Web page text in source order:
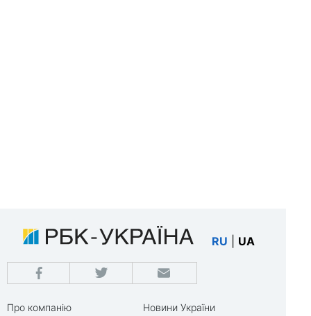
RU UA
Про компанію
Новини України